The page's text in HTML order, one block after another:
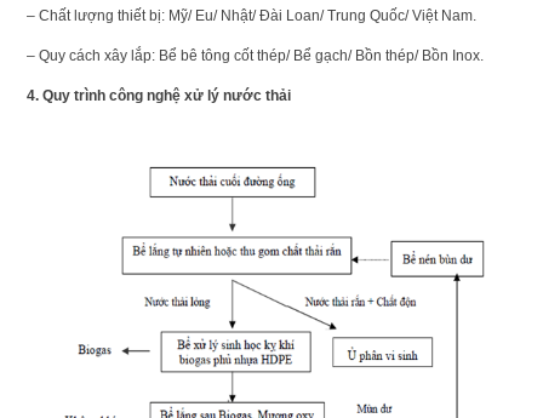
– Chất lượng thiết bị: Mỹ/ Eu/ Nhật/ Đài Loan/ Trung Quốc/ Việt Nam.
– Quy cách xây lắp: Bể bê tông cốt thép/ Bể gạch/ Bồn thép/ Bồn Inox.
4. Quy trình công nghệ xử lý nước thải